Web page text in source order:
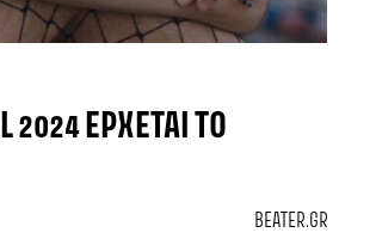
2024 ΈΡΧΕΤΑΙ ΤΟ
BEATER.GR